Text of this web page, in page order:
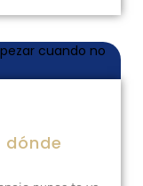
nunca te va